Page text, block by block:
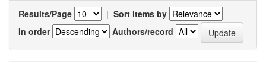
Results/Page | Sort items by
In order
Authors/record